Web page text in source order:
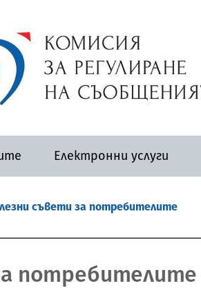
Електронни услуги
съвети за потребителите
потребителите